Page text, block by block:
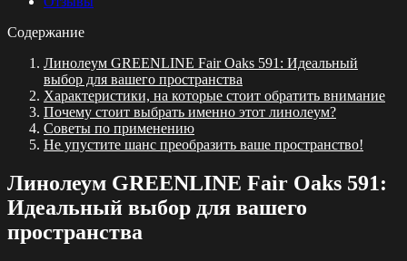
Содержание
Линолеум GREENLINE Fair Oaks 591: Идеальный
выбор для вашего пространства
Характеристики, на которые стоит обратить внимание
Почему стоит выбрать именно этот линолеум?
Советы по применению
Не упустите шанс преобразить ваше пространство!
Линолеум GREENLINE Fair Oaks 591:
Идеальный выбор для вашего
пространства